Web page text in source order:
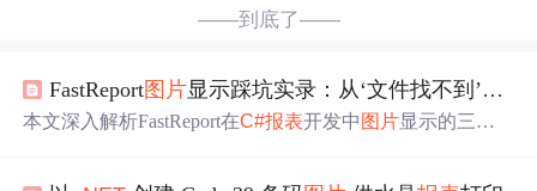
——到底了——
FastReport图片显示踩坑实录：从‘文件找不到’到完美预览，我总结了这3点
本文深入解析FastReport在C#报表开发中 图片显示的三大